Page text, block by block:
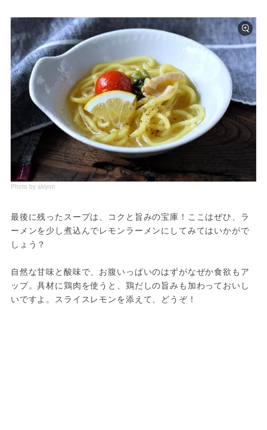
Photo by akiyon
最後に残ったスープは、コクと旨みの宝庫！ここはぜひ、ラ
ーメンを少し煮込んでレモンラーメンにしてみてはいかがで
しょう？
自然な甘味と酸味で、お腹いっぱいのはずがなぜか食欲もア
ップ。具材に鶏肉を使うと、鶏だしの旨みも加わっておいし
いですよ。スライスレモンを添えて、どうぞ！